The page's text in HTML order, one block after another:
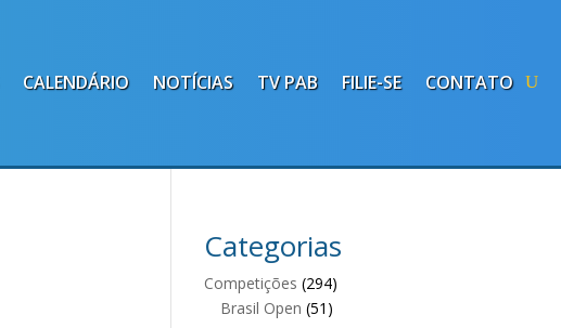
CALENDÁRIO NOTÍCIAS TV PAB FILIE-SE CONTATO
Categorias
Competições (294)
Brasil Open (51)